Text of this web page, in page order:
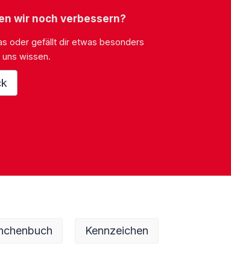
wir noch verbessern?
oder gefällt dir etwas besonders
wissen.
Kennzeichen